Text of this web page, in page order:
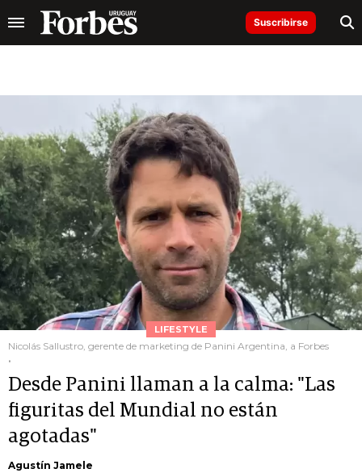
Suscribirse
LIFESTYLE
Nicolás Sallustro, gerente de marketing de Panini Argentina, a Forbes
.
Desde Panini llaman a la calma: "Las
figuritas del Mundial no están
agotadas"
Agustín Jamele